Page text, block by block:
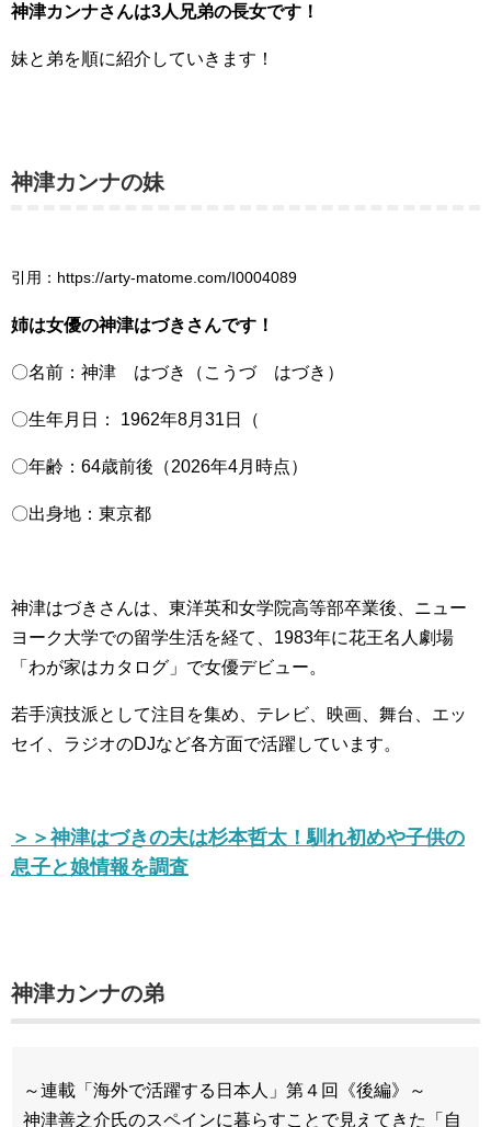
神津カンナさんは3人兄弟の長女です！
妹と弟を順に紹介していきます！
神津カンナの妹
引用：https://arty-matome.com/I0004089
姉は女優の神津はづきさんです！
〇名前：神津 はづき（こうづ はづき）
〇生年月日： 1962年8月31日（
〇年齢：64歳前後（2026年4月時点）
〇出身地：東京都
神津はづきさんは、東洋英和女学院高等部卒業後、ニュー
ヨーク大学での留学生活を経て、1983年に花王名人劇場
「わが家はカタログ」で女優デビュー。
若手演技派として注目を集め、テレビ、映画、舞台、エッ
セイ、ラジオのDJなど各方面で活躍しています。
＞＞神津はづきの夫は杉本哲太！馴れ初めや子供の
息子と娘情報を調査
神津カンナの弟
～連載「海外で活躍する日本人」第４回《後編》～
神津善之介氏のスペインに暮らすことで見えてきた「自